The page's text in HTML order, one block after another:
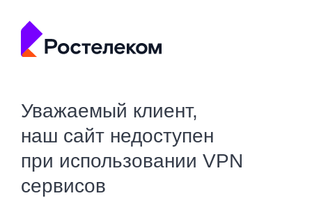
Уважаемый клиент,
наш сайт недоступен
при использовании VPN
сервисов